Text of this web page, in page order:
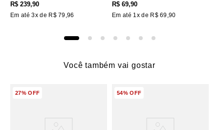
R$ 239,90
Em até3x de R$ 79,96
R$ 69,90
Em até 1x de R$ 69,90
Você também vai gostar
27%OFF 54%OFF